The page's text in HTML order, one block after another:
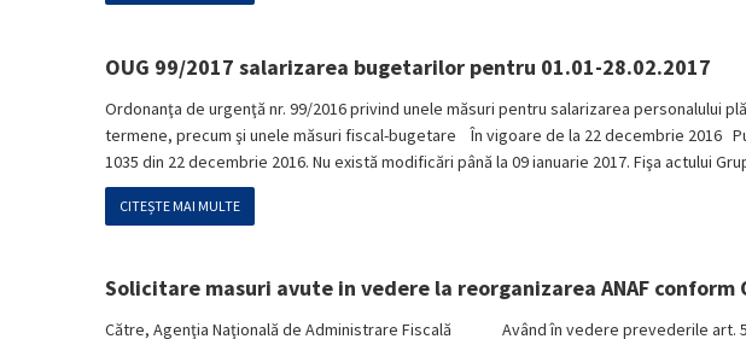
OUG 99/2017 salarizarea bugetarilor pentru 01.01-28.02.2017
Ordonanţa de urgenţă nr. 99/2016 privind unele măsuri pentru salarizarea personalului
termene, precum şi unele măsuri fiscal-bugetare În vigoare de la 22 decembrie 2016
1035 din 22 decembrie 2016. Nu există modificări până la 09 ianuarie 2017. Fişa actului
CITEȘTE MAI MULTE
Solicitare masuri avute in vedere la reorganizarea ANAF conform
Către, Agenţia Naţională de Administrare Fiscală Având în vedere prevederile art. 5